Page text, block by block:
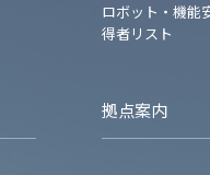
ロボット・機能
得者リスト
拠点案内